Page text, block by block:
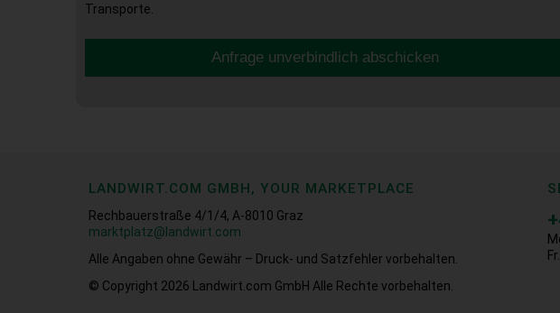
Transporte.
Anfrage unverbindlich abschicken
LANDWIRT.COM GMBH, YOUR MARKETPLACE
Rechbauerstraße 4/1/4, A-8010 Graz
marktplatz@landwirt.com
Alle Angaben ohne Gewähr – Druck- und Satzfehler vorbehalten.
© Copyright 2026
Landwirt.com GmbH Alle Rechte vorbehalten.